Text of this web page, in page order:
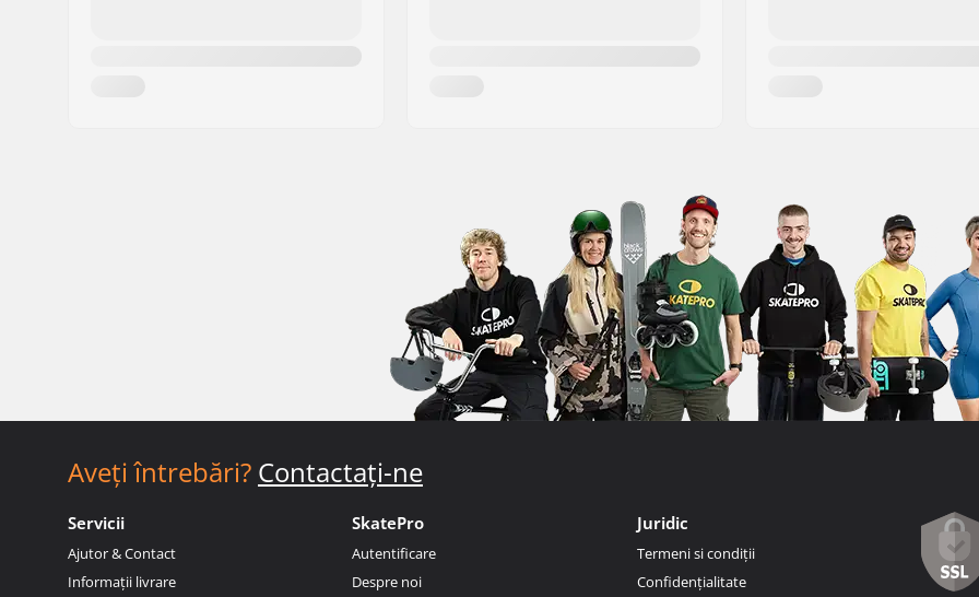
Aveți întrebări? Contactați-ne
Servicii
Ajutor & Contact
Informații livrare
SkatePro
Autentificare
Despre noi
Juridic
Termeni si condiții
Confidențialitate